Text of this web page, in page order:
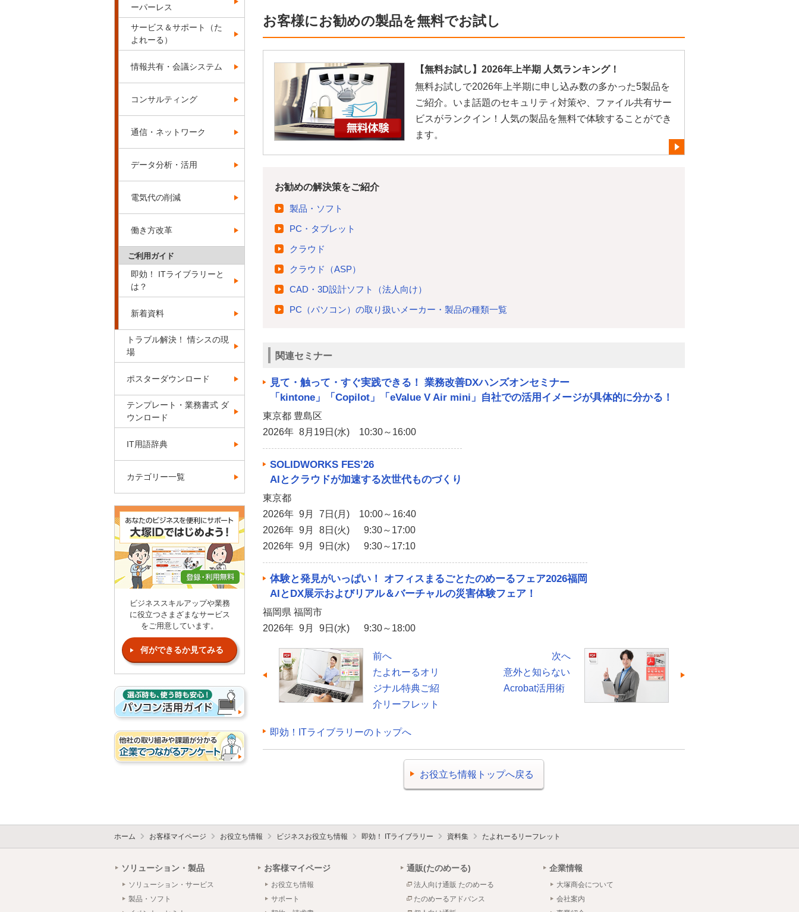
お客様にお勧めの製品を無料でお試し
【無料お試し】2026年上半期 人気ランキング！
無料お試しで2026年上半期に申し込み数の多かった5製品を
ご紹介。いま話題のセキュリティ対策や、ファイル共有サー
ビスがランクイン！人気の製品を無料で体験することができ
ます。
お勧めの解決策をご紹介
製品・ソフト
PC・タブレット
クラウド
クラウド（ASP）
CAD・3D設計ソフト（法人向け）
PC（パソコン）の取り扱いメーカー・製品の種類一覧
関連セミナー
見て・触って・すぐ実践できる！ 業務改善DXハンズオンセミナー
「kintone」「Copilot」「eValue V Air mini」自社での活用イメージが具体的に分かる！
東京都 豊島区
2026年 8月19日(水) 10:30～16:00
SOLIDWORKS FES’26
AIとクラウドが加速する次世代ものづくり
東京都
2026年 9月 7日(月) 10:00～16:40
2026年 9月 8日(火) 9:30～17:00
2026年 9月 9日(水) 9:30～17:10
体験と発見がいっぱい！ オフィスまるごとたのめーるフェア2026福岡
AIとDX展示およびリアル＆バーチャルの災害体験フェア！
福岡県 福岡市
2026年 9月 9日(水) 9:30～18:00
前へ
たよれーるオリ
ジナル特典ご紹
介リーフレット
次へ
意外と知らない
Acrobat活用術
即効！ITライブラリーのトップへ
お役立ち情報トップへ戻る
ーパーレス
サービス＆サポート（た
よれーる）
情報共有・会議システム
コンサルティング
通信・ネットワーク
データ分析・活用
電気代の削減
働き方改革
ご利用ガイド
即効！ ITライブラリーと
は？
新着資料
トラブル解決！ 情シスの現
場
ポスターダウンロード
テンプレート・業務書式 ダ
ウンロード
IT用語辞典
カテゴリー一覧
ビジネススキルアップや業務
に役立つさまざまなサービス
をご用意しています。
何ができるか見てみる
ホーム お客様マイページ お役立ち情報 ビジネスお役立ち情報 即効！ ITライブラリー 資料集 たよれーるリーフレット
ソリューション・製品
ソリューション・サービス
製品・ソフト
お客様マイページ
お役立ち情報
サポート
通販(たのめーる)
法人向け通販 たのめーる
たのめーるアドバンス
企業情報
大塚商会について
会社案内